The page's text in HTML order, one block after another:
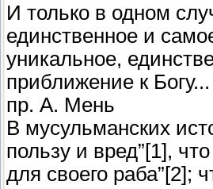
И только в одном
единственное и
уникальное,
приближение к Богу...
пр. А. Мень
В мусульманских
пользу и вред”[1],
для своего раба”[2];